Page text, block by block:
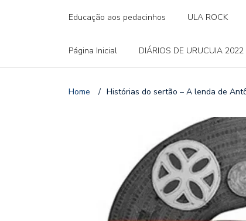
Educação aos pedacinhos ULA ROCK
Página Inicial DIÁRIOS DE URUCUIA 2022
Home / Histórias do sertão – A lenda de